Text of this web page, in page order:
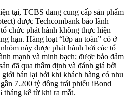
tại, TCBS đang cung cấp sản phẩm
được Techcombank bảo lãnh
chức phát hành không thực hiện
hạn. Hàng loạt “lớp an toàn” có ở
này được phát hành bởi các tổ
mạnh và minh bạch; được bảo đảm
đã qua thẩm định và đánh giá bởi
bán lại bởi khi khách hàng có nhu
7.200 tỷ đồng trái phiếu iBond
tháng kể từ khi ra mắt.